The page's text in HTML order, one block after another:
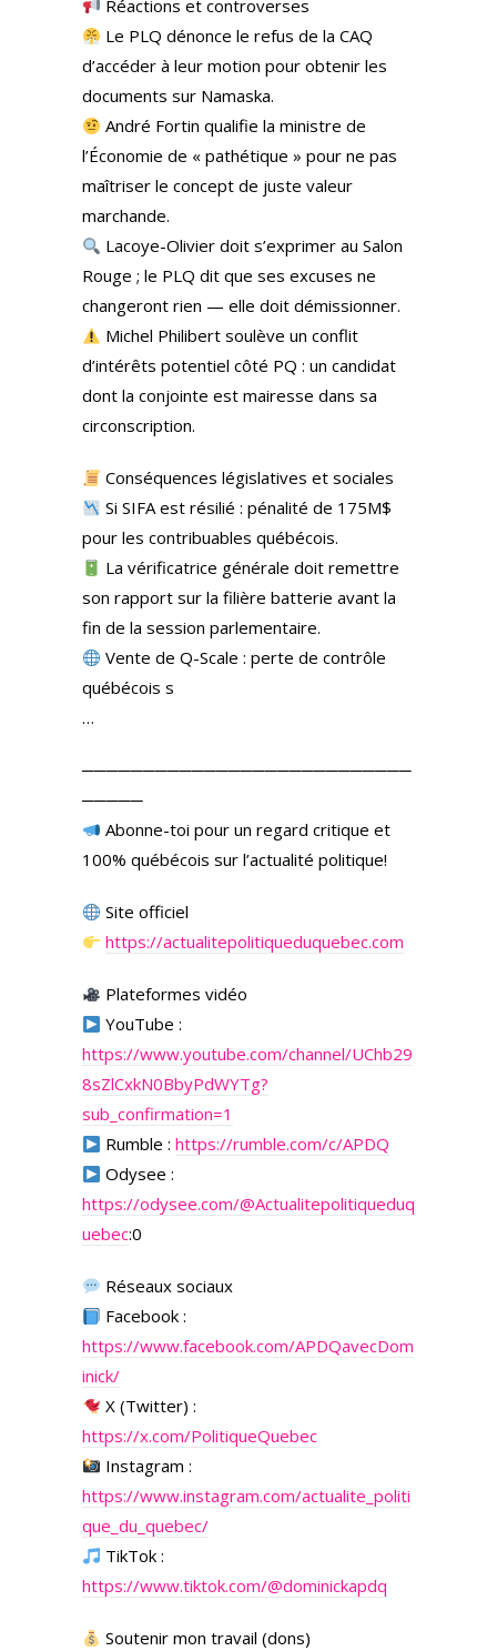
Réactions et controverses
Le PLQ dénonce le refus de la CAQ
d’accéder à leur motion pour obtenir les
documents sur Namaska.
André Fortin qualifie la ministre de
l’Économie de « pathétique » pour ne pas
maîtriser le concept de juste valeur
marchande.
Lacoye-Olivier doit s’exprimer au Salon
Rouge ; le PLQ dit que ses excuses ne
changeront rien — elle doit démissionner.
Michel Philibert soulève un conflit
d’intérêts potentiel côté PQ : un candidat
dont la conjointe est mairesse dans sa
circonscription.
Conséquences législatives et sociales
Si SIFA est résilié : pénalité de 175M$
pour les contribuables québécois.
La vérificatrice générale doit remettre
son rapport sur la filière batterie avant la
fin de la session parlementaire.
Vente de Q-Scale : perte de contrôle
québécois s
…
───────────────────────────
─────
Abonne-toi pour un regard critique et
100% québécois sur l’actualité politique!
Site officiel
https://actualitepolitiqueduquebec.com
Plateformes vidéo
YouTube :
https://www.youtube.com/channel/UChb29
8sZlCxkN0BbyPdWYTg?
sub_confirmation=1
Rumble :https://rumble.com/c/APDQ
Odysee :
https://odysee.com/@Actualitepolitiqueduq
uebec:0
Réseaux sociaux
Facebook :
https://www.facebook.com/APDQavecDom
inick/
X (Twitter) :
https://x.com/PolitiqueQuebec
Instagram :
https://www.instagram.com/actualite_politi
que_du_quebec/
TikTok :
https://www.tiktok.com/@dominickapdq
Soutenir mon travail (dons)